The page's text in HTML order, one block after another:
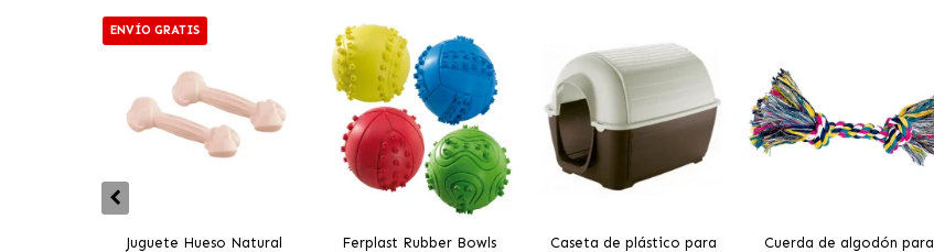
ENVÍO GRATIS
Juguete Hueso Natural
Ferplast Rubber Bowls
Caseta de plástico para
Cuerda de algodón para